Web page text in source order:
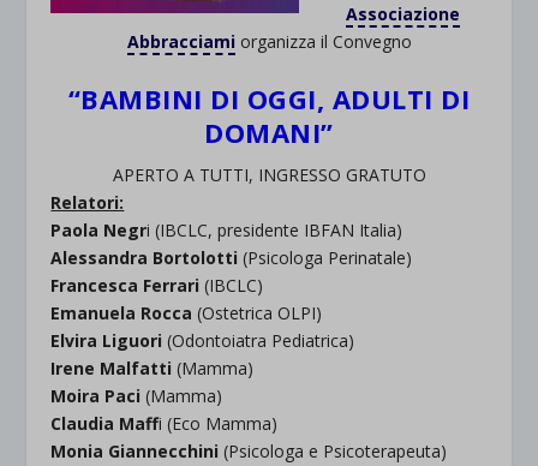
Associazione
Abbracciamiorganizza il Convegno
“BAMBINI DI OGGI, ADULTI DI
DOMANI”
APERTO A TUTTI, INGRESSO GRATUTO
Relatori:
Paola Negri (IBCLC, presidente IBFAN Italia)
Alessandra Bortolotti (Psicologa Perinatale)
Francesca Ferrari (IBCLC)
Emanuela Rocca (Ostetrica OLPI)
Elvira Liguori (Odontoiatra Pediatrica)
Irene Malfatti (Mamma)
Moira Paci (Mamma)
Claudia Maffi (Eco Mamma)
Monia Giannecchini (Psicologa e Psicoterapeuta)